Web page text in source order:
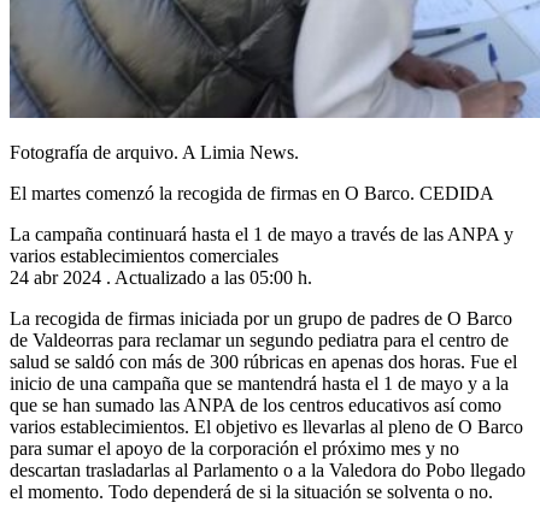
Fotografía de arquivo. A Limia News.
El martes comenzó la recogida de firmas en O Barco. CEDIDA
La campaña continuará hasta el 1 de mayo a través de las ANPA y
varios establecimientos comerciales
24 abr 2024 . Actualizado a las 05:00 h.
La recogida de firmas iniciada por un grupo de padres de O Barco
de Valdeorras para reclamar un segundo pediatra para el centro de
salud se saldó con más de 300 rúbricas en apenas dos horas. Fue el
inicio de una campaña que se mantendrá hasta el 1 de mayo y a la
que se han sumado las ANPA de los centros educativos así como
varios establecimientos. El objetivo es llevarlas al pleno de O Barco
para sumar el apoyo de la corporación el próximo mes y no
descartan trasladarlas al Parlamento o a la Valedora do Pobo llegado
el momento. Todo dependerá de si la situación se solventa o no.